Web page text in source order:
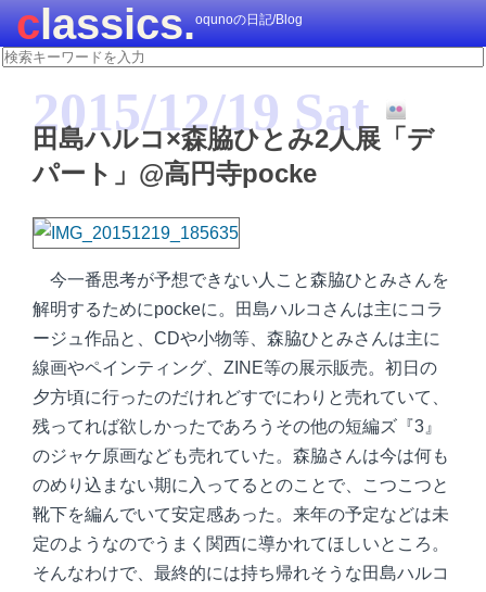
classics.oqunoの日記/Blog
2015/12/19 Sat
田島ハルコ×森脇ひとみ2人展「デ
パート」@高円寺pocke
今一番思考が予想できない人こと森脇ひとみさんを
解明するためにpockeに。田島ハルコさんは主にコラ
ージュ作品と、CDや小物等、森脇ひとみさんは主に
線画やペインティング、ZINE等の展示販売。初日の
夕方頃に行ったのだけれどすでにわりと売れていて、
残ってれば欲しかったであろうその他の短編ズ『3』
のジャケ原画なども売れていた。森脇さんは今は何も
のめり込まない期に入ってるとのことで、こつこつと
靴下を編んでいて安定感あった。来年の予定などは未
定のようなのでうまく関西に導かれてほしいところ。
そんなわけで、最終的には持ち帰れそうな田島ハルコ